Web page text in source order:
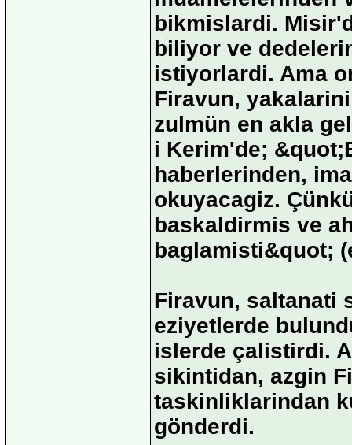
bikmislardi.
biliyor ve
istiyorlardi. Ama
Firavun,
zulmün en akla
i Kerim'de;
haberlerinden,
okuyacagiz.
baskaldirmis ve
baglamisti&quot;
Firavun, saltanati
eziyetlerde
islerde çalistirdi.
sikintidan, azgin
taskinliklarindan
gönderdi.